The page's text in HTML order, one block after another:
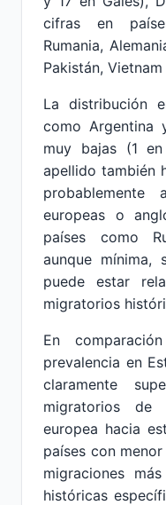
cifras en
Rumania,
Pakistán,
La distribución
como Argentina
muy bajas (1
apellido también
europeas o
países como
aunque mínima,
puede estar
migratorios
En
prevalencia en
claramente
migratorios de
europea hacia
países con
migraciones
históricas